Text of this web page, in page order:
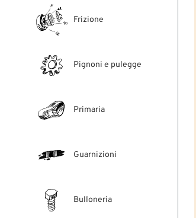
Frizione
Pignoni e pulegge
Primaria
Guarnizioni
Bulloneria